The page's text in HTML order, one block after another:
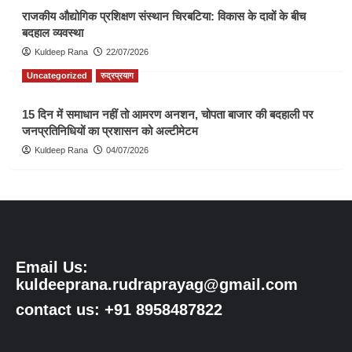
राजकीय औद्योगिक प्रशिक्षण संस्थान चिरबटिया: विकास के दावों के बीच
बदहाल व्यवस्था
Kuldeep Rana 22/07/2026
Uncategorized रुद्रप्रयाग
15 दिन में समाधान नहीं तो आमरण अनशन, चोपता बाजार की बदहाली पर
जनप्रतिनिधियों का प्रशासन को अल्टीमेटम
Kuldeep Rana 04/07/2026
Email Us:
kuldeeprana.rudraprayag@gmail.com
contact us: +91 8958487822